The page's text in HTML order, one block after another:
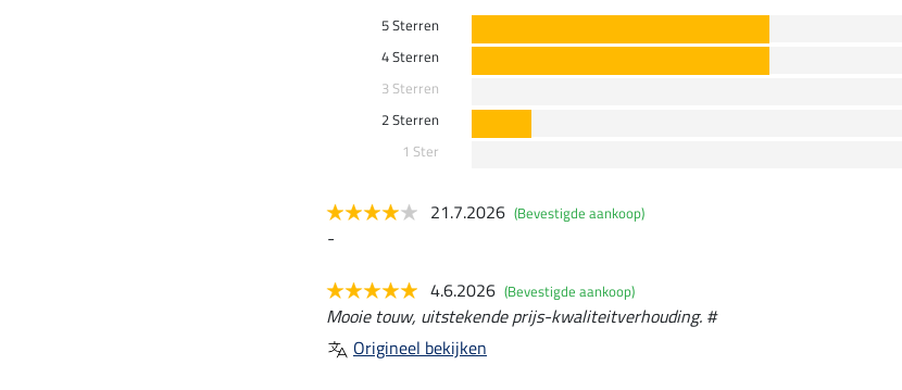
5 Sterren
4 Sterren
3 Sterren
2 Sterren
1 Ster
21.7.2026 (Bevestigde aankoop)
-
4.6.2026 (Bevestigde aankoop)
Mooie touw, uitstekende prijs-kwaliteitverhouding. #
Origineel bekijken